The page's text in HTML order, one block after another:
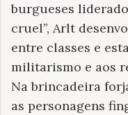
burgueses
cruel”, Arlt
entre classes e
militarismo e aos
Na brincadeira
as personagens